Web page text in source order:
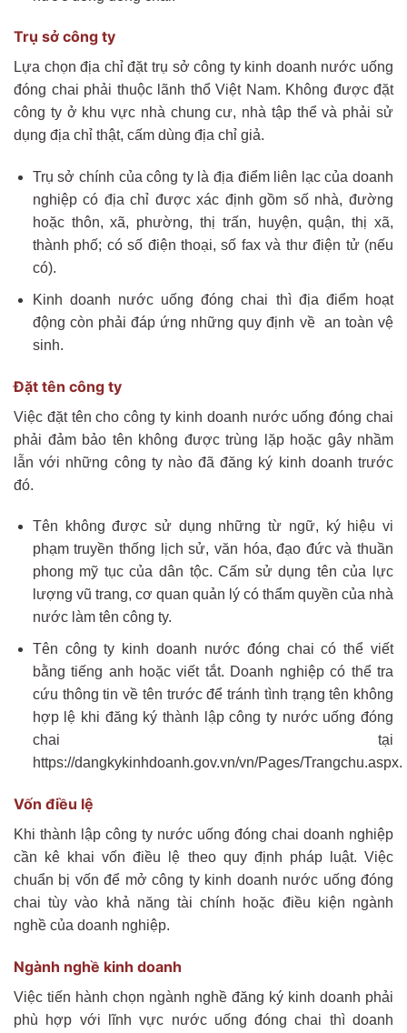
Trụ sở công ty
Lựa chọn địa chỉ đặt trụ sở công ty kinh doanh nước uống
đóng chai phải thuộc lãnh thổ Việt Nam. Không được đặt
công ty ở khu vực nhà chung cư, nhà tập thể và phải sử
dụng địa chỉ thật, cấm dùng địa chỉ giả.
Trụ sở chính của công ty là địa điểm liên lạc của doanh
nghiệp có địa chỉ được xác định gồm số nhà, đường
hoặc thôn, xã, phường, thị trấn, huyện, quận, thị xã,
thành phố; có số điện thoại, số fax và thư điện tử (nếu
có).
Kinh doanh nước uống đóng chai thì địa điểm hoạt
động còn phải đáp ứng những quy định về an toàn vệ
sinh.
Đặt tên công ty
Việc đặt tên cho công ty kinh doanh nước uống đóng chai
phải đảm bảo tên không được trùng lặp hoặc gây nhầm
lẫn với những công ty nào đã đăng ký kinh doanh trước
đó.
Tên không được sử dụng những từ ngữ, ký hiệu vi
phạm truyền thống lịch sử, văn hóa, đạo đức và thuần
phong mỹ tục của dân tộc. Cấm sử dụng tên của lực
lượng vũ trang, cơ quan quản lý có thẩm quyền của nhà
nước làm tên công ty.
Tên công ty kinh doanh nước đóng chai có thể viết
bằng tiếng anh hoặc viết tắt. Doanh nghiệp có thể tra
cứu thông tin về tên trước để tránh tình trạng tên không
hợp lệ khi đăng ký thành lập công ty nước uống đóng
chai tại
https://dangkykinhdoanh.gov.vn/vn/Pages/Trangchu.aspx.
Vốn điều lệ
Khi thành lập công ty nước uống đóng chai doanh nghiệp
cần kê khai vốn điều lệ theo quy định pháp luật. Việc
chuẩn bị vốn để mở công ty kinh doanh nước uống đóng
chai tùy vào khả năng tài chính hoặc điều kiện ngành
nghề của doanh nghiệp.
Ngành nghề kinh doanh
Việc tiến hành chọn ngành nghề đăng ký kinh doanh phải
phù hợp với lĩnh vực nước uống đóng chai thì doanh